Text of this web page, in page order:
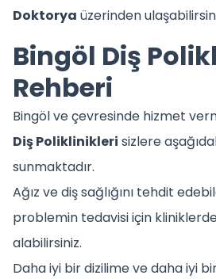
Doktorya üzerinden
Bingöl Diş
Rehberi
Bingöl ve çevresinde hizmet
Diş Poliklinikleri sizlere
sunmaktadır.
Ağız ve diş sağlığını tehdit
problemin tedavisi için
alabilirsiniz.
Daha iyi bir dizilime ve daha iyi